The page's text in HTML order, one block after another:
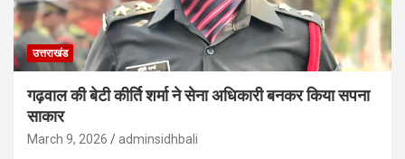
उत्तराखंड
गढ़वाल की बेटी कीर्ति शर्मा ने सेना अधिकारी बनकर किया सपना
साकार
March 9, 2026 adminsidhbali